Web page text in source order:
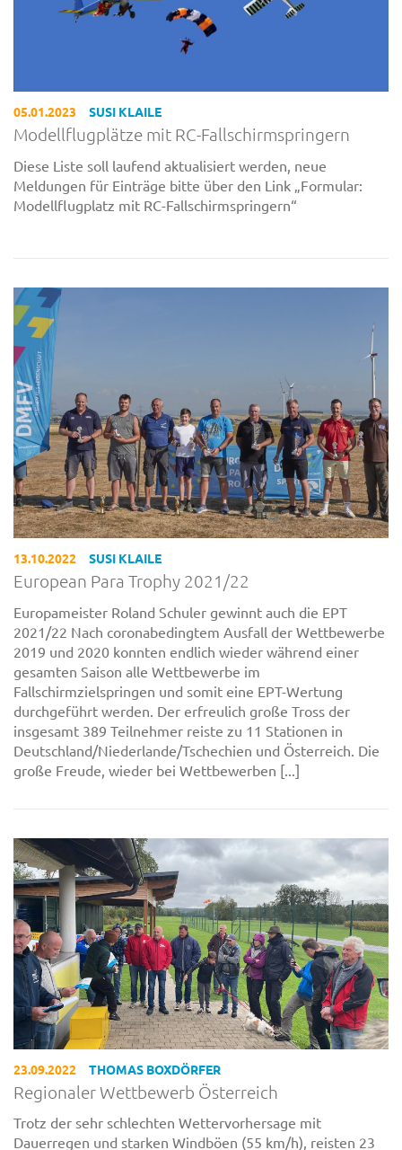
05.01.2023 SUSI KLAILE
Modellflugplätze mit RC-Fallschirmspringern
Diese Liste soll laufend aktualisiert werden, neue
Meldungen für Einträge bitte über den Link „Formular:
Modellflugplatz mit RC-Fallschirmspringern“
13.10.2022 SUSI KLAILE
European Para Trophy 2021/22
Europameister Roland Schuler gewinnt auch die EPT
2021/22 Nach coronabedingtem Ausfall der Wettbewerbe
2019 und 2020 konnten endlich wieder während einer
gesamten Saison alle Wettbewerbe im
Fallschirmzielspringen und somit eine EPT-Wertung
durchgeführt werden. Der erfreulich große Tross der
insgesamt 389 Teilnehmer reiste zu 11 Stationen in
Deutschland/Niederlande/Tschechien und Österreich. Die
große Freude, wieder bei Wettbewerben [...]
23.09.2022 THOMAS BOXDÖRFER
Regionaler Wettbewerb Österreich
Trotz der sehr schlechten Wettervorhersage mit
Dauerregen und starken Windböen (55 km/h), reisten 23